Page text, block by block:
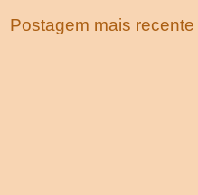
Postagem mais recente